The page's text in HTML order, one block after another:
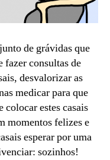
de grávidas que
fazer consultas de
desvalorizar as
medicar para que
colocar estes casais
momentos felizes e
esperar por uma
sozinhos!